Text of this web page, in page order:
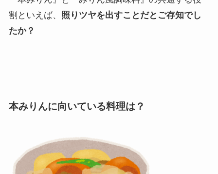
割といえば、 照りツヤを出すことだとご存知でし
たか？
本みりんに向いている料理は？